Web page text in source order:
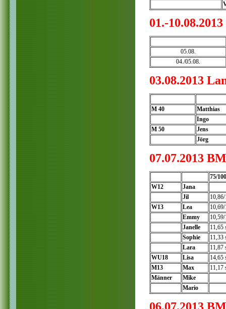
01.-
05.08.
04./05.08.
03.08.2013
M 40
Matthias
Ingo
M 50
Jens
Jörg
07.07.2013
75/
W12
Jana
Jil
W13
Lea
Emmy
Janelle
11,65
Sophie
11,33
Lara
11,87
WU18
Lisa
14,65
M13
Max
11,17
Männer
Mike
Mario